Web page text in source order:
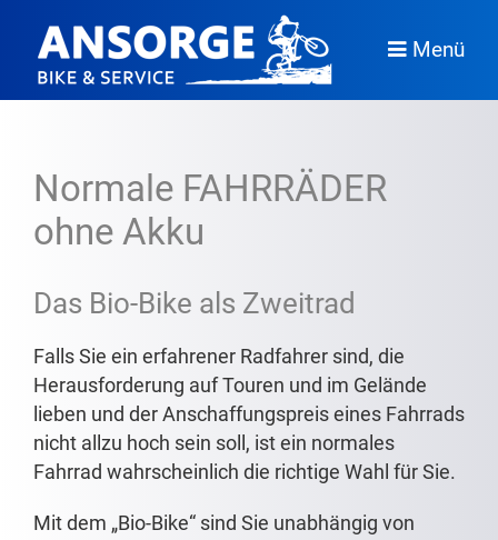
Menü
Normale FAHRRÄDER
ohne Akku
Das Bio-Bike als Zweitrad
Falls Sie ein erfahrener Radfahrer sind, die
Herausforderung auf Touren und im Gelände
lieben und der Anschaffungspreis eines Fahrrads
nicht allzu hoch sein soll, ist ein normales
Fahrrad wahrscheinlich die richtige Wahl für Sie.
Mit dem „Bio-Bike“ sind Sie unabhängig von